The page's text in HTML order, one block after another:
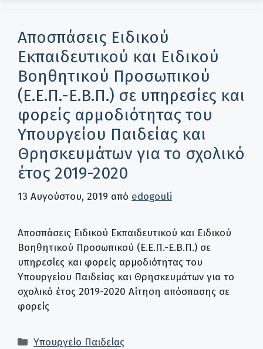
Αποσπάσεις Ειδικού
Εκπαιδευτικού και Ειδικού
Βοηθητικού Προσωπικού
(Ε.Ε.Π.-Ε.Β.Π.) σε υπηρεσίες και
φορείς αρμοδιότητας του
Υπουργείου Παιδείας και
Θρησκευμάτων για το σχολικό
έτος 2019-2020
13 Αυγούστου, 2019 από edogouli
Αποσπάσεις Ειδικού Εκπαιδευτικού και Ειδικού
Βοηθητικού Προσωπικού (Ε.Ε.Π.-Ε.Β.Π.) σε
υπηρεσίες και φορείς αρμοδιότητας του
Υπουργείου Παιδείας και Θρησκευμάτων για το
σχολικό έτος 2019-2020 Αίτηση απόσπασης σε
φορείς
Κατηγορίες
Υπουργείο Παιδείας